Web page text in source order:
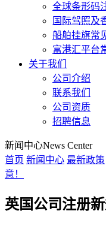
全球条形码
国际驾照及
船舶挂旗常
富港汇平台
关于我们
公司介绍
联系我们
公司资质
招聘信息
新闻中心News Center
首页 新闻中心 最新政策
意！
英国公司注册